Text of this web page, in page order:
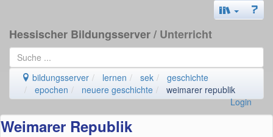
Hessischer Bildungsserver/ Unterricht
bildungsserver lernen sek
geschichte
epochen
neuere geschichte
weimarer republik
Login
Weimarer Republik